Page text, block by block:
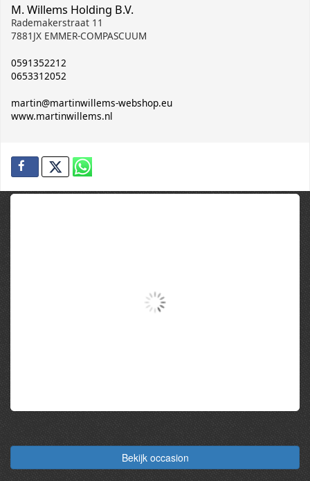
Bekijk occasion